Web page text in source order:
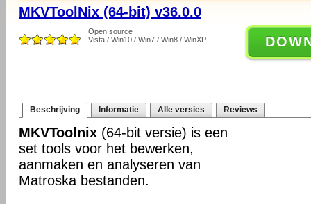
MKVToolNix (64-bit) v36.0.0
Open source
Vista / Win10 / Win7 / Win8 / WinXP
Beschrijving Informatie Alle versies Reviews
MKVToolnix (64-bit versie) is een
set tools voor het bewerken,
aanmaken en analyseren van
Matroska bestanden.